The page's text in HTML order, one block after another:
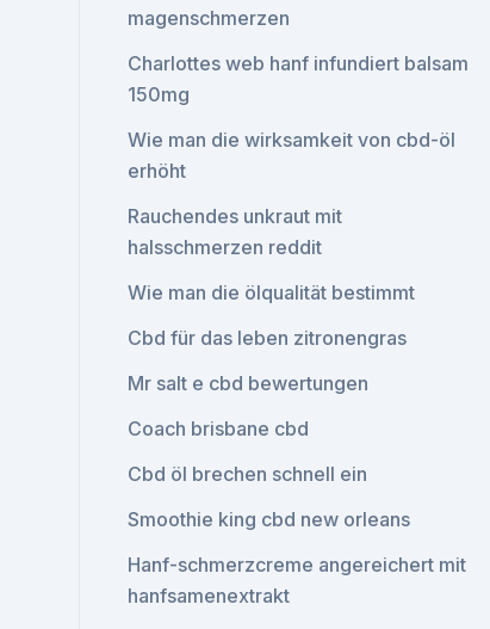
magenschmerzen
Charlottes web hanf infundiert balsam
150mg
Wie man die wirksamkeit von cbd-öl
erhöht
Rauchendes unkraut mit
halsschmerzen reddit
Wie man die ölqualität bestimmt
Cbd für das leben zitronengras
Mr salt e cbd bewertungen
Coach brisbane cbd
Cbd öl brechen schnell ein
Smoothie king cbd new orleans
Hanf-schmerzcreme angereichert mit
hanfsamenextrakt